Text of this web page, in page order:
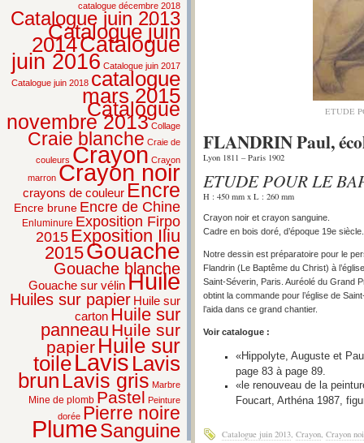
catalogue décembre 2018
Catalogue juin 2013
Catalogue juin
2014Catalogue
juin 2016 Catalogue juin 2017
Catalogue juin 2018 catalogue
mars 2015
Catalogue
novembre 2013 Collage
Craie blanche Craie de
couleurs Crayon Crayon
marron Crayon noir
crayons de couleur Encre
Encre brune Encre de Chine
Enluminure Exposition Firpo
2015 Exposition Iliu
2015Gouache
Gouache blanche
Gouache sur vélinHuile
Huiles sur papier Huile sur
carton Huile sur
panneau Huile sur
papier Huile sur
toileLavis Lavis
brun Lavis gris Marbre
Mine de plomb Pastel Peinture
dorée Pierre noire
PlumeSanguine
ETUDE
FLANDRIN Paul,
Lyon 1811 – Paris 1902
ETUDE POUR LE
H : 450 mm x L : 260 mm
Crayon noir et crayon sanguine.
Cadre en bois doré, d’époque 19e siècle.
Notre dessin est préparatoire pour le
Flandrin (Le Baptême du Christ) à
Saint-Séverin, Paris. Auréolé du Grand
obtint la commande pour l’église de
l’aida dans ce grand chantier.
Voir catalogue :
«Hippolyte, Auguste et
page 83 à page 89.
«le renouveau de la
Foucart, Arthéna 1987,
Catalogue juin 2013 Crayon Crayon